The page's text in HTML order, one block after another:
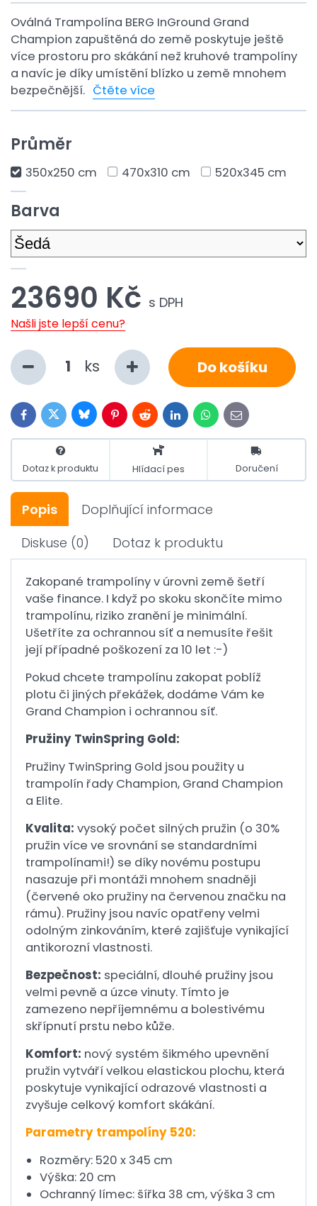
Oválná Trampolína BERG InGround Grand
Champion zapuštěná do země poskytuje ještě
více prostoru pro skákání než kruhové trampolíny
a navíc je díky umístění blízko u země mnohem
bezpečnější. Čtěte více
Průměr
350x250 cm 470x310 cm 520x345 cm
Barva
23690 Kč s DPH
Našli jste lepší cenu?
ks Do košíku
FacebookTwitterBlueskyPinterestRedditLinkedInWhatsApp
E-
mail
Dotaz k produktu Hlídací pes Doručení
Popis
Doplňující informace
Diskuse (0) Dotaz k produktu
Zakopané trampolíny v úrovni země šetří
vaše finance. I když po skoku skončíte mimo
trampolínu, riziko zranění je minimální.
Ušetříte za ochrannou síť a nemusíte řešit
její případné poškození za 10 let :-)
Pokud chcete trampolínu zakopat poblíž
plotu či jiných překážek, dodáme Vám ke
Grand Champion i ochrannou síť.
Pružiny TwinSpring Gold:
Pružiny TwinSpring Gold jsou použity u
trampolín řady Champion, Grand Champion
a Elite.
Kvalita: vysoký počet silných pružin (o 30%
pružin více ve srovnání se standardními
trampolínami!) se díky novému postupu
nasazuje při montáži mnohem snadněji
(červené oko pružiny na červenou značku na
rámu). Pružiny jsou navíc opatřeny velmi
odolným zinkováním, které zajišťuje vynikající
antikorozní vlastnosti.
Bezpečnost: speciální, dlouhé pružiny jsou
velmi pevně a úzce vinuty. Tímto je
zamezeno nepříjemnému a bolestivému
skřípnutí prstu nebo kůže.
Komfort: nový systém šikmého upevnění
pružin vytváří velkou elastickou plochu, která
poskytuje vynikající odrazové vlastnosti a
zvyšuje celkový komfort skákání.
Parametry trampolíny 520:
Rozměry: 520 x 345 cm
Výška: 20 cm
Ochranný límec: šířka 38 cm, výška 3 cm